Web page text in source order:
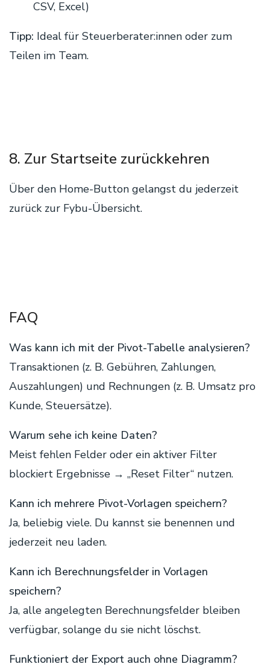
CSV, Excel)
Tipp: Ideal für Steuerberater:innen oder zum
Teilen im Team.
8. Zur Startseite zurückkehren
Über den Home-Button gelangst du jederzeit
zurück zur Fybu-Übersicht.
FAQ
Was kann ich mit der Pivot-Tabelle analysieren?
Transaktionen (z. B. Gebühren, Zahlungen,
Auszahlungen) und Rechnungen (z. B. Umsatz pro
Kunde, Steuersätze).
Warum sehe ich keine Daten?
Meist fehlen Felder oder ein aktiver Filter
blockiert Ergebnisse → „Reset Filter“ nutzen.
Kann ich mehrere Pivot-Vorlagen speichern?
Ja, beliebig viele. Du kannst sie benennen und
jederzeit neu laden.
Kann ich Berechnungsfelder in Vorlagen
speichern?
Ja, alle angelegten Berechnungsfelder bleiben
verfügbar, solange du sie nicht löschst.
Funktioniert der Export auch ohne Diagramm?